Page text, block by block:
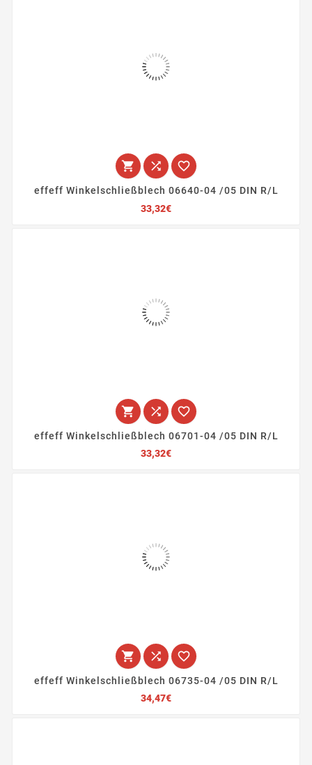
  
effeff Winkelschließblech 06640-04 /05 DIN R/L
33,32€Preis
  
effeff Winkelschließblech 06701-04 /05 DIN R/L
33,32€Preis
  
effeff Winkelschließblech 06735-04 /05 DIN R/L
34,47€Preis